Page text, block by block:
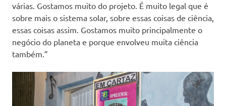
várias. Gostamos muito do projeto. É muito legal que é
sobre mais o sistema solar, sobre essas coisas de ciência,
essas coisas assim. Gostamos muito principalmente o
negócio do planeta e porque envolveu muita ciência
também.”